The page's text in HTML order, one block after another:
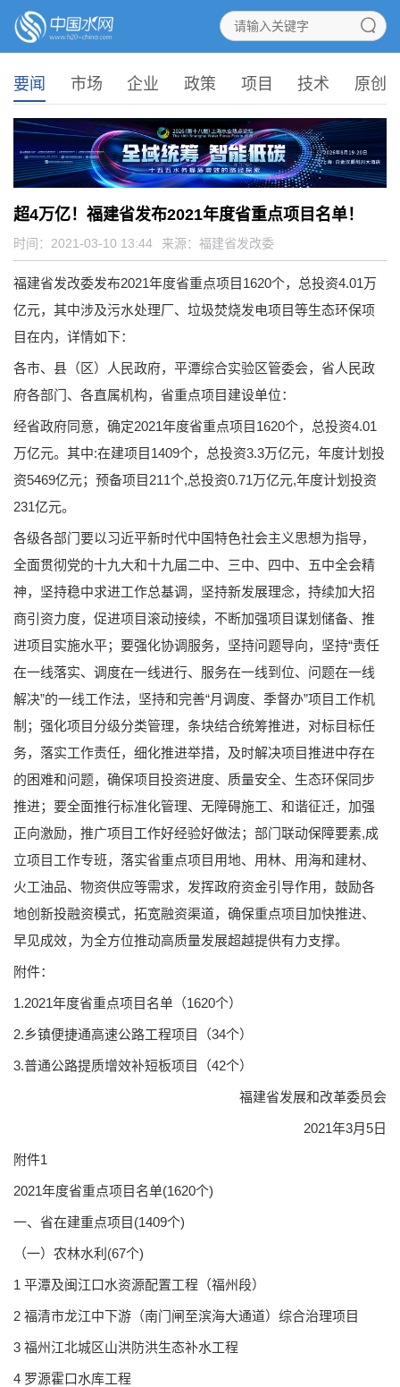
要闻 市场 企业 政策 项目 技术 原创
超4万亿！福建省发布2021年度省重点项目名单！
时间：2021-03-10 13:44 来源： 福建省发改委
福建省发改委发布2021年度省重点项目1620个，总投资4.01万
亿元，其中涉及污水处理厂、垃圾焚烧发电项目等生态环保项
目在内，详情如下：
各市、县（区）人民政府，平潭综合实验区管委会，省人民政
府各部门、各直属机构，省重点项目建设单位：
经省政府同意，确定2021年度省重点项目1620个，总投资4.01
万亿元。其中:在建项目1409个，总投资3.3万亿元，年度计划投
资5469亿元；预备项目211个,总投资0.71万亿元,年度计划投资
231亿元。
各级各部门要以习近平新时代中国特色社会主义思想为指导，
全面贯彻党的十九大和十九届二中、三中、四中、五中全会精
神，坚持稳中求进工作总基调，坚持新发展理念，持续加大招
商引资力度，促进项目滚动接续，不断加强项目谋划储备、推
进项目实施水平；要强化协调服务，坚持问题导向，坚持“责任
在一线落实、调度在一线进行、服务在一线到位、问题在一线
解决”的一线工作法，坚持和完善“月调度、季督办”项目工作机
制；强化项目分级分类管理，条块结合统筹推进，对标目标任
务，落实工作责任，细化推进举措，及时解决项目推进中存在
的困难和问题，确保项目投资进度、质量安全、生态环保同步
推进；要全面推行标准化管理、无障碍施工、和谐征迁，加强
正向激励，推广项目工作好经验好做法；部门联动保障要素,成
立项目工作专班，落实省重点项目用地、用林、用海和建材、
火工油品、物资供应等需求，发挥政府资金引导作用，鼓励各
地创新投融资模式，拓宽融资渠道，确保重点项目加快推进、
早见成效，为全方位推动高质量发展超越提供有力支撑。
附件：
1.2021年度省重点项目名单（1620个）
2.乡镇便捷通高速公路工程项目（34个）
3.普通公路提质增效补短板项目（42个）
福建省发展和改革委员会
2021年3月5日
附件1
2021年度省重点项目名单(1620个)
一、省在建重点项目(1409个)
（一）农林水利(67个)
1 平潭及闽江口水资源配置工程（福州段）
2 福清市龙江中下游（南门闸至滨海大通道）综合治理项目
3 福州江北城区山洪防洪生态补水工程
4 罗源霍口水库工程